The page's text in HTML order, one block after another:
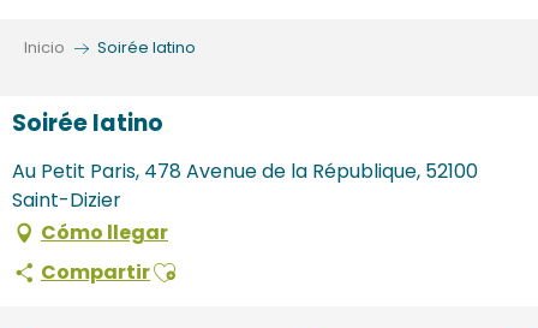
Inicio Soirée latino
Soirée latino
Au Petit Paris, 478 Avenue de la République, 52100
Saint-Dizier
Cómo llegar
CompartirAjouter aux favoris